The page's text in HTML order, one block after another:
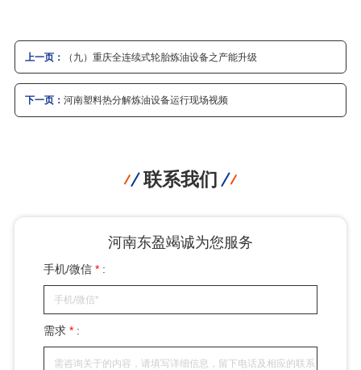
上一页： （九）重庆全连续式轮胎炼油设备之产能升级
下一页： 河南塑料热分解炼油设备运行现场视频
联系我们
河南东盈竭诚为您服务
手机/微信* :
需求* :